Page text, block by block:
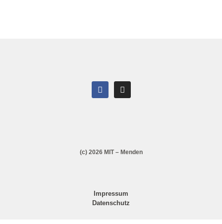
(c) 2026 MIT – Menden
Impressum
Datenschutz